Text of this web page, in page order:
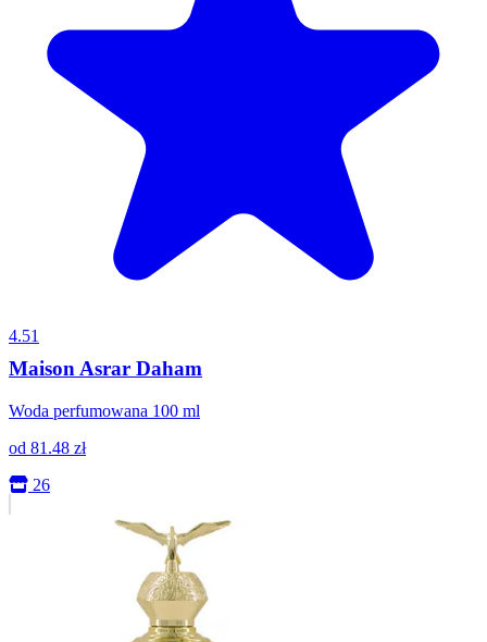
4.51
Maison Asrar Daham
Woda perfumowana 100 ml
od 81.48 zł
26